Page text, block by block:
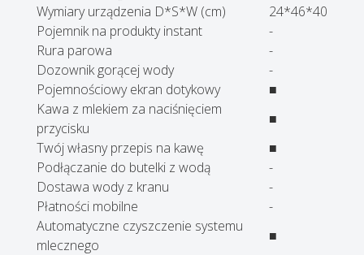
Wymiary urządzenia D*S*W (cm)
24*46*40
Pojemnik na produkty instant
-
Rura parowa
-
Dozownik gorącej wody
-
Pojemnościowy ekran dotykowy
■
Kawa z mlekiem za naciśnięciem
przycisku
■
Twój własny przepis na kawę
■
Podłączanie do butelki z wodą
-
Dostawa wody z kranu
-
Płatności mobilne
-
Automatyczne czyszczenie systemu
mlecznego
■